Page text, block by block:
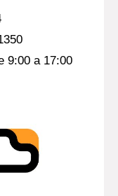
9:00 a 17:00